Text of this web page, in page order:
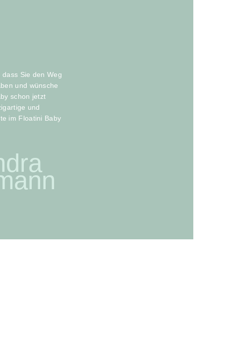
Sie den Weg
und wünsche
schon jetzt
und
im Floatini Baby